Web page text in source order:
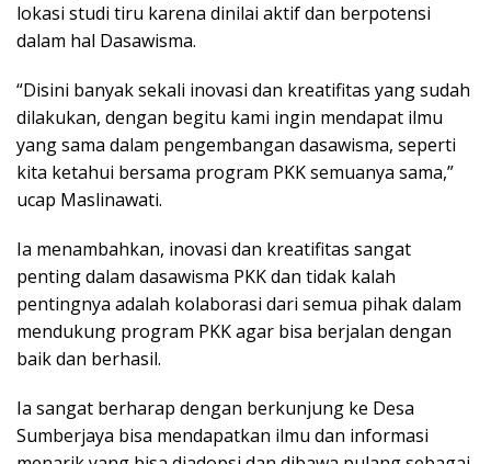
lokasi studi tiru karena dinilai aktif dan berpotensi
dalam hal Dasawisma.
“Disini banyak sekali inovasi dan kreatifitas yang sudah
dilakukan, dengan begitu kami ingin mendapat ilmu
yang sama dalam pengembangan dasawisma, seperti
kita ketahui bersama program PKK semuanya sama,”
ucap Maslinawati.
Ia menambahkan, inovasi dan kreatifitas sangat
penting dalam dasawisma PKK dan tidak kalah
pentingnya adalah kolaborasi dari semua pihak dalam
mendukung program PKK agar bisa berjalan dengan
baik dan berhasil.
Ia sangat berharap dengan berkunjung ke Desa
Sumberjaya bisa mendapatkan ilmu dan informasi